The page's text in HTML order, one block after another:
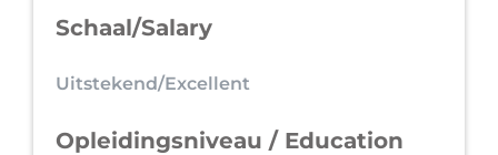
Schaal/Salary
Uitstekend/Excellent
Opleidingsniveau / Education